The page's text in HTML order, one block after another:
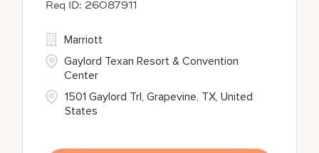
26087911
1501 Gaylord Trl, Grapevine, TX, United
States
Marriott
Gaylord Texan Resort & Convention
Center